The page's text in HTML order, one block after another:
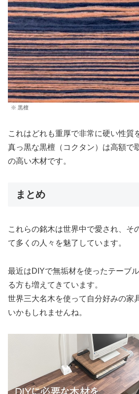
※ 黒檀
これはどれも重厚で非常に硬い性質
真っ黒な黒檀（コクタン）は高額で
の高い木材です。
まとめ
これらの銘木は世界中で愛され、そ
て多くの人々を魅了しています。
最近はDIYで無垢材を使ったテーブ
る方も増えてきています。
世界三大名木を使って自分好みの家
いかもしれませんね。